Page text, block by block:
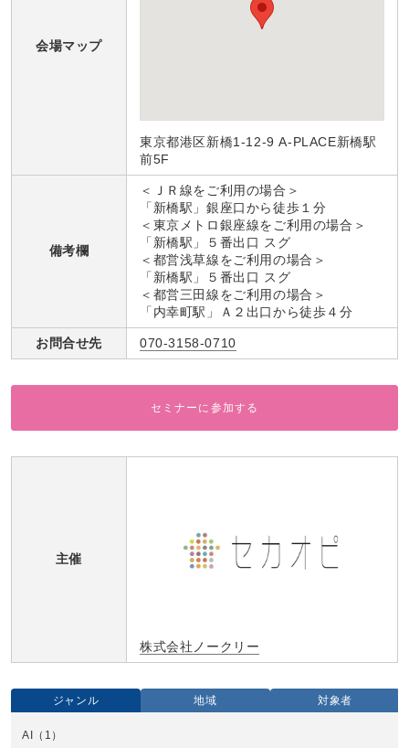
会場マップ
東京都港区新橋1-12-9 A-PLACE新橋駅
前5F
備考欄
＜ＪＲ線をご利用の場合＞
「新橋駅」銀座口から徒歩１分
＜東京メトロ銀座線をご利用の場合＞
「新橋駅」５番出口 スグ
＜都営浅草線をご利用の場合＞
「新橋駅」５番出口 スグ
＜都営三田線をご利用の場合＞
「内幸町駅」Ａ２出口から徒歩４分
お問合せ先 070-3158-0710
セミナーに参加する
主催
株式会社ノークリー
ジャンル 地域 対象者
AI （1）